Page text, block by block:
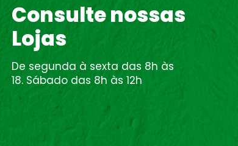
Consulte nossas
Lojas
De segunda à sexta das 8h às
18. Sábado das 8h às 12h